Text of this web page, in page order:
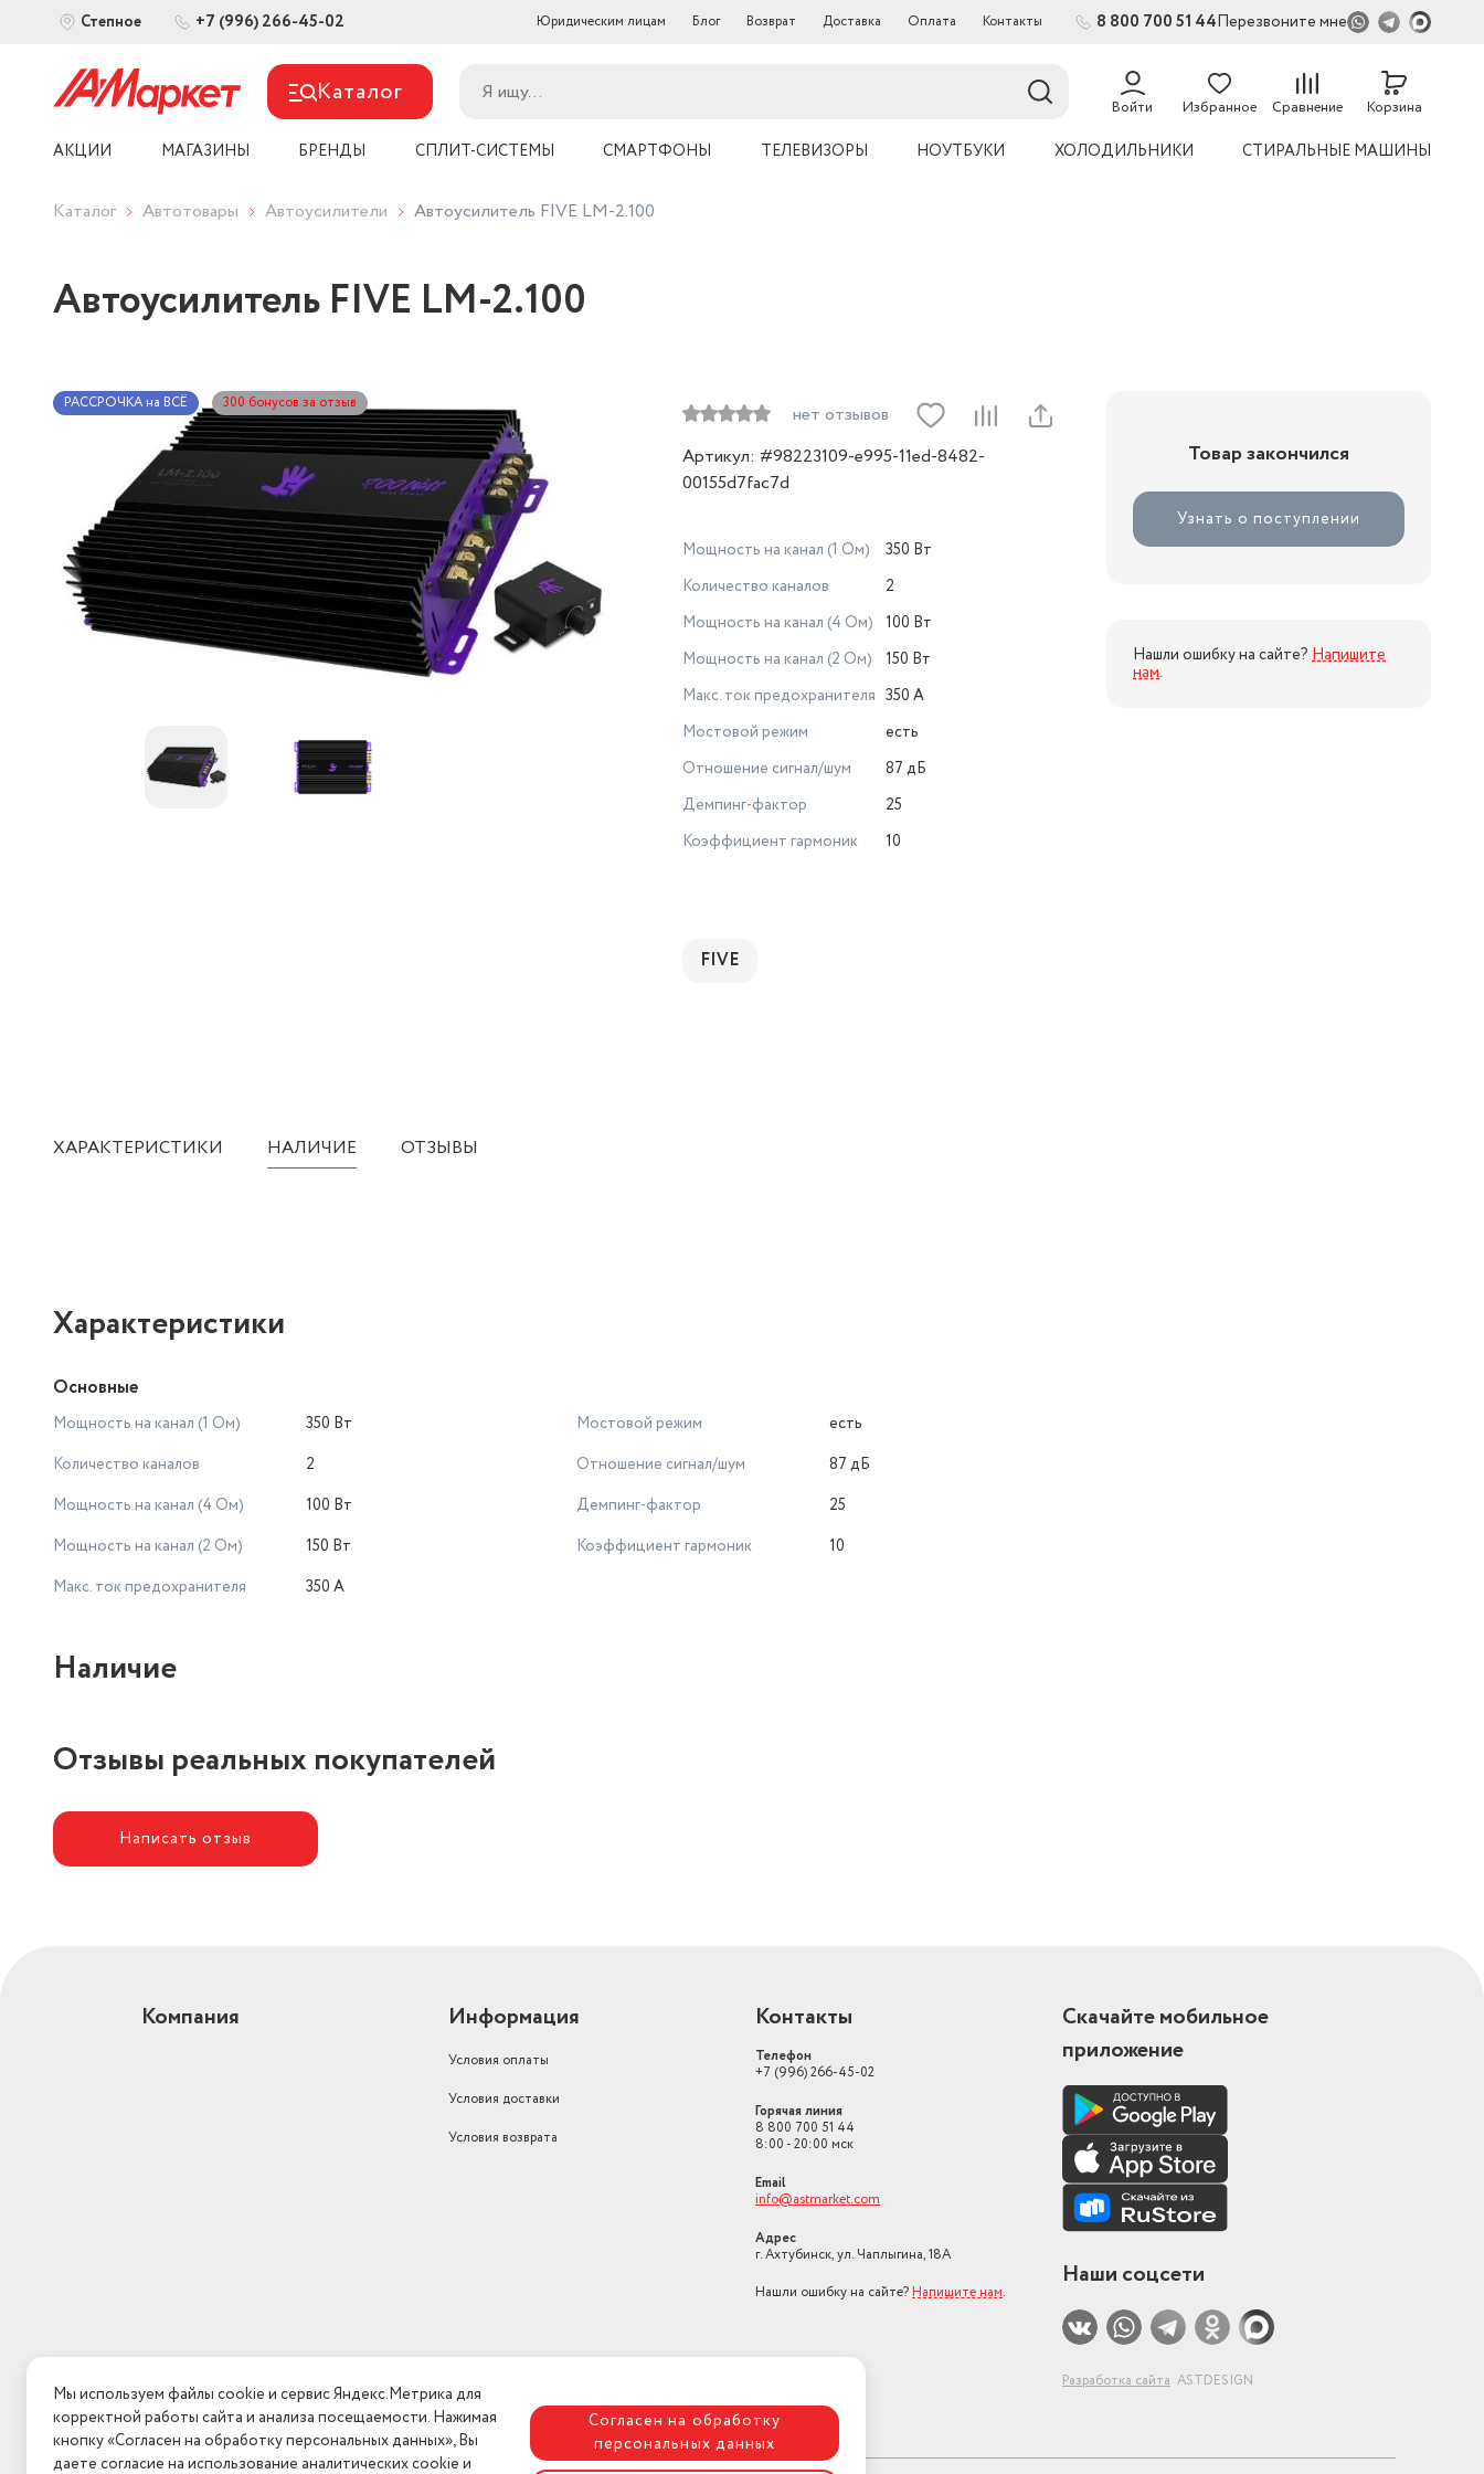
Степное +7 (996) 266-45-02 Юридическим лицам Блог Возврат Доставка Оплата Контакты 8 800 700 51 44Перезвоните мне
Каталог Войти Избранное Сравнение Корзина
АКЦИИ МАГАЗИНЫ БРЕНДЫ СПЛИТ-СИСТЕМЫ СМАРТФОНЫ ТЕЛЕВИЗОРЫ НОУТБУКИ ХОЛОДИЛЬНИКИ СТИРАЛЬНЫЕ МАШИНЫ
Каталог Автотовары Автоусилители Автоусилитель FIVE LM-2.100
Автоусилитель FIVE LM-2.100
РАССРОЧКА на ВСЁ 300 бонусов за отзыв
нет отзывов
Артикул: #98223109-e995-11ed-8482-
00155d7fac7d
Мощность на канал (1 Ом)
350 Вт
Количество каналов
2
Мощность на канал (4 Ом)
100 Вт
Мощность на канал (2 Ом)
150 Вт
Макс. ток предохранителя 350 А
Мостовой режим
есть
Отношение сигнал/шум
87 дБ
Демпинг-фактор
25
Коэффициент гармоник
10
FIVE
Товар закончился
Узнать о поступлении
Нашли ошибку на сайте? Напишите
нам.
ХАРАКТЕРИСТИКИ НАЛИЧИЕ ОТЗЫВЫ
Характеристики
Основные
Мощность на канал (1 Ом)
350 Вт
Количество каналов
2
Мощность на канал (4 Ом)
100 Вт
Мощность на канал (2 Ом)
150 Вт
Макс. ток предохранителя
350 А
Мостовой режим
есть
Отношение сигнал/шум
87 дБ
Демпинг-фактор
25
Коэффициент гармоник
10
Наличие
Отзывы реальных покупателей
Написать отзыв
Компания Информация
Условия оплаты
Условия доставки
Условия возврата
Контакты
Телефон
+7 (996) 266-45-02
Горячая линия
8 800 700 51 44
8:00 - 20:00 мск
Email
info@astmarket.com
Адрес
г. Ахтубинск, ул. Чаплыгина, 18А
Нашли ошибку на сайте? Напишите нам.
Скачайте мобильное
приложение
Наши соцсети
Разработка сайта ASTDESIGN
Мы используем файлы cookie и сервис Яндекс.Метрика для
корректной работы сайта и анализа посещаемости. Нажимая
кнопку «Согласен на обработку персональных данных», Вы
даете согласие на использование аналитических cookie и
Согласен на обработку
персональных данных